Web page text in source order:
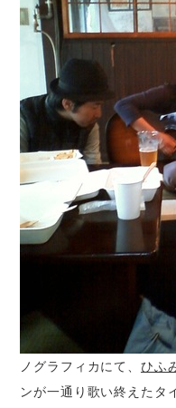
ノグラフィカにて、 ひふ
ンが一通り歌い終えたタ